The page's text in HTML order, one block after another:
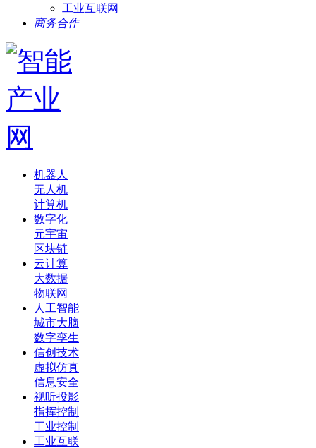
工业互联网
商务合作
机器人
无人机
计算机
数字化
元宇宙
区块链
云计算
大数据
物联网
人工智能
城市大脑
数字孪生
信创技术
虚拟仿真
信息安全
视听投影
指挥控制
工业控制
工业互联